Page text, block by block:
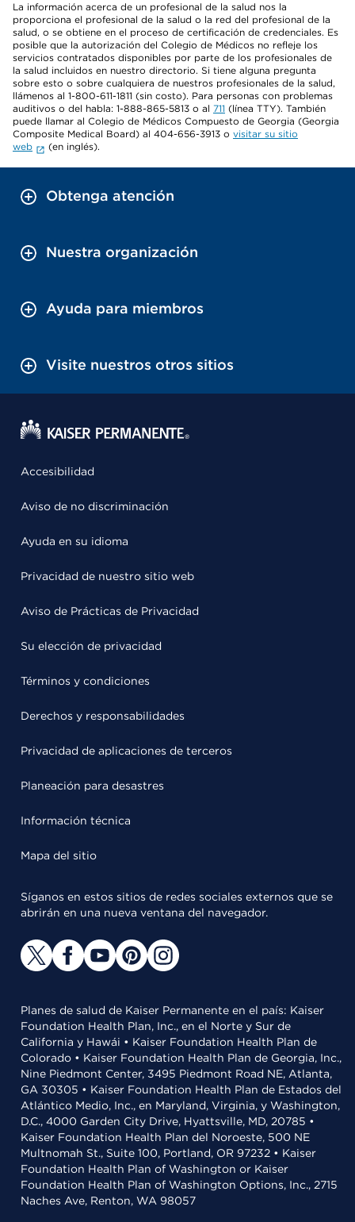
La información acerca de un profesional de la salud nos la
proporciona el profesional de la salud o la red del profesional de la
salud, o se obtiene en el proceso de certificación de credenciales. Es
posible que la autorización del Colegio de Médicos no refleje los
servicios contratados disponibles por parte de los profesionales de
la salud incluidos en nuestro directorio. Si tiene alguna pregunta
sobre esto o sobre cualquiera de nuestros profesionales de la salud,
llámenos al 1-800-611-1811 (sin costo). Para personas con problemas
auditivos o del habla: 1-888-865-5813 o al 711 (línea TTY). También
puede llamar al Colegio de Médicos Compuesto de Georgia (Georgia
Composite Medical Board) al 404-656-3913 o visitar su sitio
web
(en inglés).
Obtenga atención
Nuestra organización
Ayuda para miembros
Visite nuestros otros sitios
Accesibilidad
Aviso de no discriminación
Ayuda en su idioma
Privacidad de nuestro sitio web
Aviso de Prácticas de Privacidad
Su elección de privacidad
Términos y condiciones
Derechos y responsabilidades
Privacidad de aplicaciones de terceros
Planeación para desastres
Información técnica
Mapa del sitio
Síganos en estos sitios de redes sociales externos que se
abrirán en una nueva ventana del navegador.
Planes de salud de Kaiser Permanente en el país: Kaiser
Foundation Health Plan, Inc., en el Norte y Sur de
California y Hawái • Kaiser Foundation Health Plan de
Colorado • Kaiser Foundation Health Plan de Georgia, Inc.,
Nine Piedmont Center, 3495 Piedmont Road NE, Atlanta,
GA 30305 • Kaiser Foundation Health Plan de Estados del
Atlántico Medio, Inc., en Maryland, Virginia, y Washington,
D.C., 4000 Garden City Drive, Hyattsville, MD, 20785 •
Kaiser Foundation Health Plan del Noroeste, 500 NE
Multnomah St., Suite 100, Portland, OR 97232 • Kaiser
Foundation Health Plan of Washington or Kaiser
Foundation Health Plan of Washington Options, Inc., 2715
Naches Ave, Renton, WA 98057